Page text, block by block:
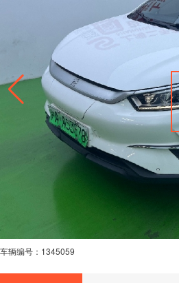
车辆编号： 1345059